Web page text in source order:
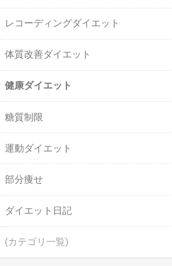
レコーディングダイエット
体質改善ダイエット
健康ダイエット
糖質制限
運動ダイエット
部分痩せ
ダイエット日記
(カテゴリ一覧)